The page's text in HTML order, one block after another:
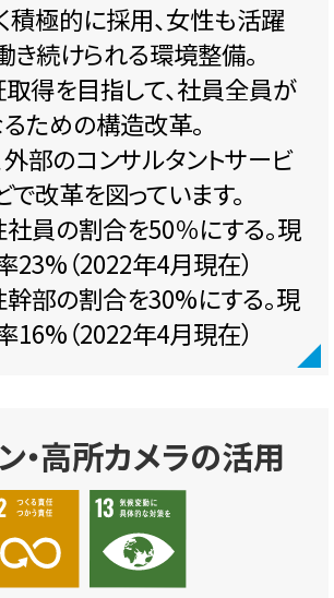
積極的に採用、女性も活躍
き続けられる環境整備。
取得を目指して、社員全員が
ための構造改革。
部のコンサルタントサービ
改革を図っています。
社員の割合を50％にする。現
（2022年4月現在）
幹部の割合を30%にする。現
（2022年4月現在）
・高所カメラの活用